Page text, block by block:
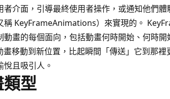
介面，引導最終使用者操作，或通知他們
稱 KeyFrameAnimations）來實現的。
畫的每個面向，包括動畫何時開始、何時
移動到新位置，比起瞬間「傳送」它到那裡
且吸引人。
型